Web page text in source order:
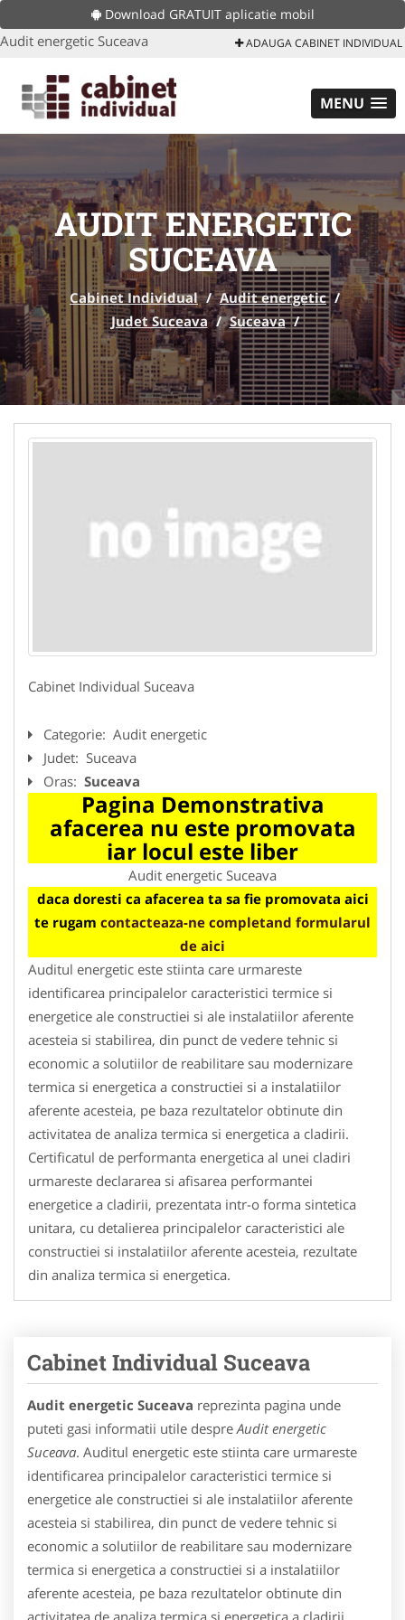
Download GRATUIT aplicatie mobil
Audit energetic Suceava ADAUGA CABINET INDIVIDUAL
MENU
AUDIT ENERGETIC
SUCEAVA
Cabinet Individual / Audit energetic /
Judet Suceava / Suceava /
Cabinet Individual Suceava
Categorie: Audit energetic
Judet: Suceava
Oras: Suceava
Pagina Demonstrativa
afacerea nu este promovata
iar locul este liber
Audit energetic Suceava
daca doresti ca afacerea ta sa fie promovata aici
te rugam contacteaza-ne completand formularul
de aici
Auditul energetic este stiinta care urmareste
identificarea principalelor caracteristici termice si
energetice ale constructiei si ale instalatiilor aferente
acesteia si stabilirea, din punct de vedere tehnic si
economic a solutiilor de reabilitare sau modernizare
termica si energetica a constructiei si a instalatiilor
aferente acesteia, pe baza rezultatelor obtinute din
activitatea de analiza termica si energetica a cladirii.
Certificatul de performanta energetica al unei cladiri
urmareste declararea si afisarea performantei
energetice a cladirii, prezentata intr-o forma sintetica
unitara, cu detalierea principalelor caracteristici ale
constructiei si instalatiilor aferente acesteia, rezultate
din analiza termica si energetica.
Cabinet Individual Suceava
Audit energetic Suceava reprezinta pagina unde
puteti gasi informatii utile despre Audit energetic
Suceava. Auditul energetic este stiinta care urmareste
identificarea principalelor caracteristici termice si
energetice ale constructiei si ale instalatiilor aferente
acesteia si stabilirea, din punct de vedere tehnic si
economic a solutiilor de reabilitare sau modernizare
termica si energetica a constructiei si a instalatiilor
aferente acesteia, pe baza rezultatelor obtinute din
activitatea de analiza termica si energetica a cladirii.